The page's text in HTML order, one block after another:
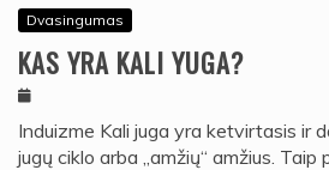
Dvasingumas
KAS YRA KALI YUGA?
Induizme Kali juga yra ketvirtasis ir
jugų ciklo arba „amžių“ amžius. Taip